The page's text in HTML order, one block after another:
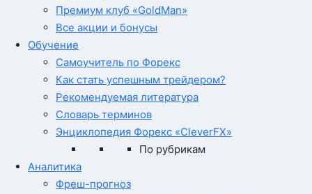
Премиум клуб «GoldMan»
Все акции и бонусы
Обучение
Самоучитель по Форекс
Как стать успешным трейдером?
Рекомендуемая литература
Словарь терминов
Энциклопедия Форекс «CleverFX»
По рубрикам
Аналитика
Фреш-прогноз